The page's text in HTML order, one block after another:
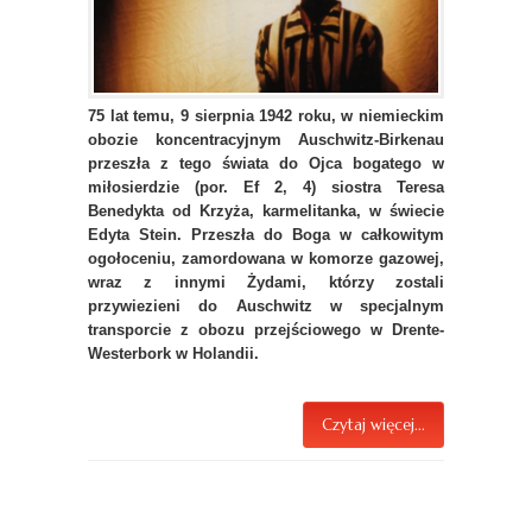
75 lat temu, 9 sierpnia 1942 roku, w niemieckim
obozie koncentracyjnym Auschwitz-Birkenau
przeszła z tego świata do Ojca bogatego w
miłosierdzie (por. Ef 2, 4) siostra Teresa
Benedykta od Krzyża, karmelitanka, w świecie
Edyta Stein. Przeszła do Boga w całkowitym
ogołoceniu, zamordowana w komorze gazowej,
wraz z innymi Żydami, którzy zostali
przywiezieni do Auschwitz w specjalnym
transporcie z obozu przejściowego w Drente-
Westerbork w Holandii.
Czytaj więcej...